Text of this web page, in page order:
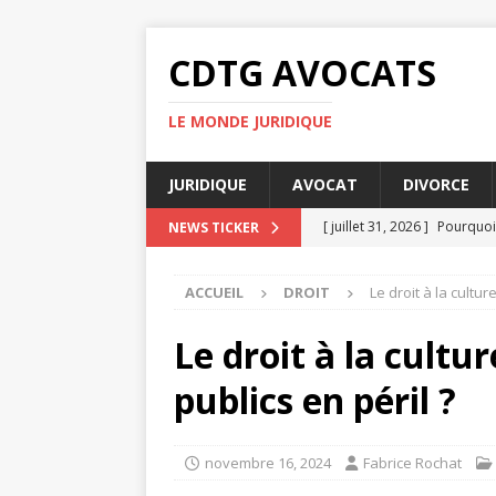
CDTG AVOCATS
LE MONDE JURIDIQUE
JURIDIQUE AVOCAT DIVORCE
NEWS TICKER [ juillet 31, 2026 ]
[ juillet 23, 2026 ] Taxe
[ juillet 19, 2026 ]
ACCUEIL DROIT Le droit à la
Le droit à la
publics en péril ?
novembre 16, 2024 Fabrice Rochat